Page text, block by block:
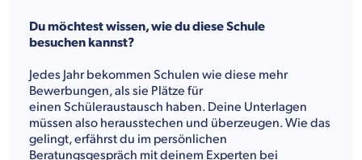
Du möchtest wissen, wie du diese Schule
besuchen kannst?
Jedes Jahr bekommen Schulen wie diese mehr
Bewerbungen, als sie Plätze für
einen Schüleraustausch haben. Deine Unterlagen
müssen also herausstechen und überzeugen. Wie das
gelingt, erfährst du im persönlichen
Beratungsgespräch mit deinem Experten bei